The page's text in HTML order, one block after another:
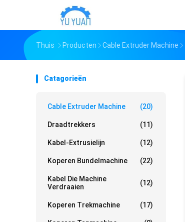
Thuis Producten Cable Extruder Machine
Catagorieën
Cable Extruder Machine (20)
Draadtrekkers (11)
Kabel-Extrusielijn (12)
Koperen Bundelmachine (22)
Kabel Die Machine
Verdraaien
(12)
Koperen Trekmachine (17)